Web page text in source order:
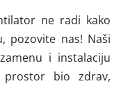
ne radi kako
pozovite nas! Naši
i instalaciju
bio zdrav,